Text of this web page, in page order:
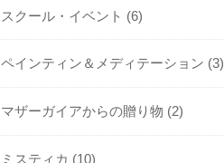
スクール・イベント (6)
ペインティン＆メディテーション (3)
マザーガイアからの贈り物 (2)
ミスティカ (10)